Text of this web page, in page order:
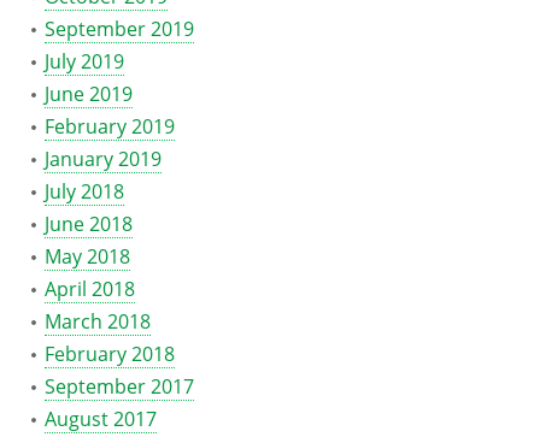
September 2019
July 2019
June 2019
February 2019
January 2019
July 2018
June 2018
May 2018
April 2018
March 2018
February 2018
September 2017
August 2017